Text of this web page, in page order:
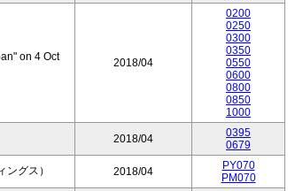
on 4 Oct
2018/04
0200
0250
0300
0350
0550
0600
0800
0850
1000
2018/04
0395
0679
グス） 2018/04
PY070
PM070